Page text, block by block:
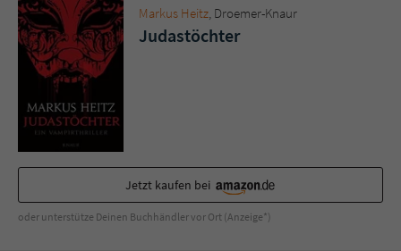
Markus Heitz, Droemer-Knaur
Judastöchter
Jetzt kaufen bei
oder unterstütze Deinen Buchhändler vor Ort (Anzeige*)